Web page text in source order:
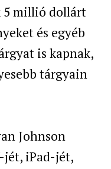
5 millió dollárt
és egyéb
is kapnak,
tárgyain
Johnson
jét, iPad-jét,